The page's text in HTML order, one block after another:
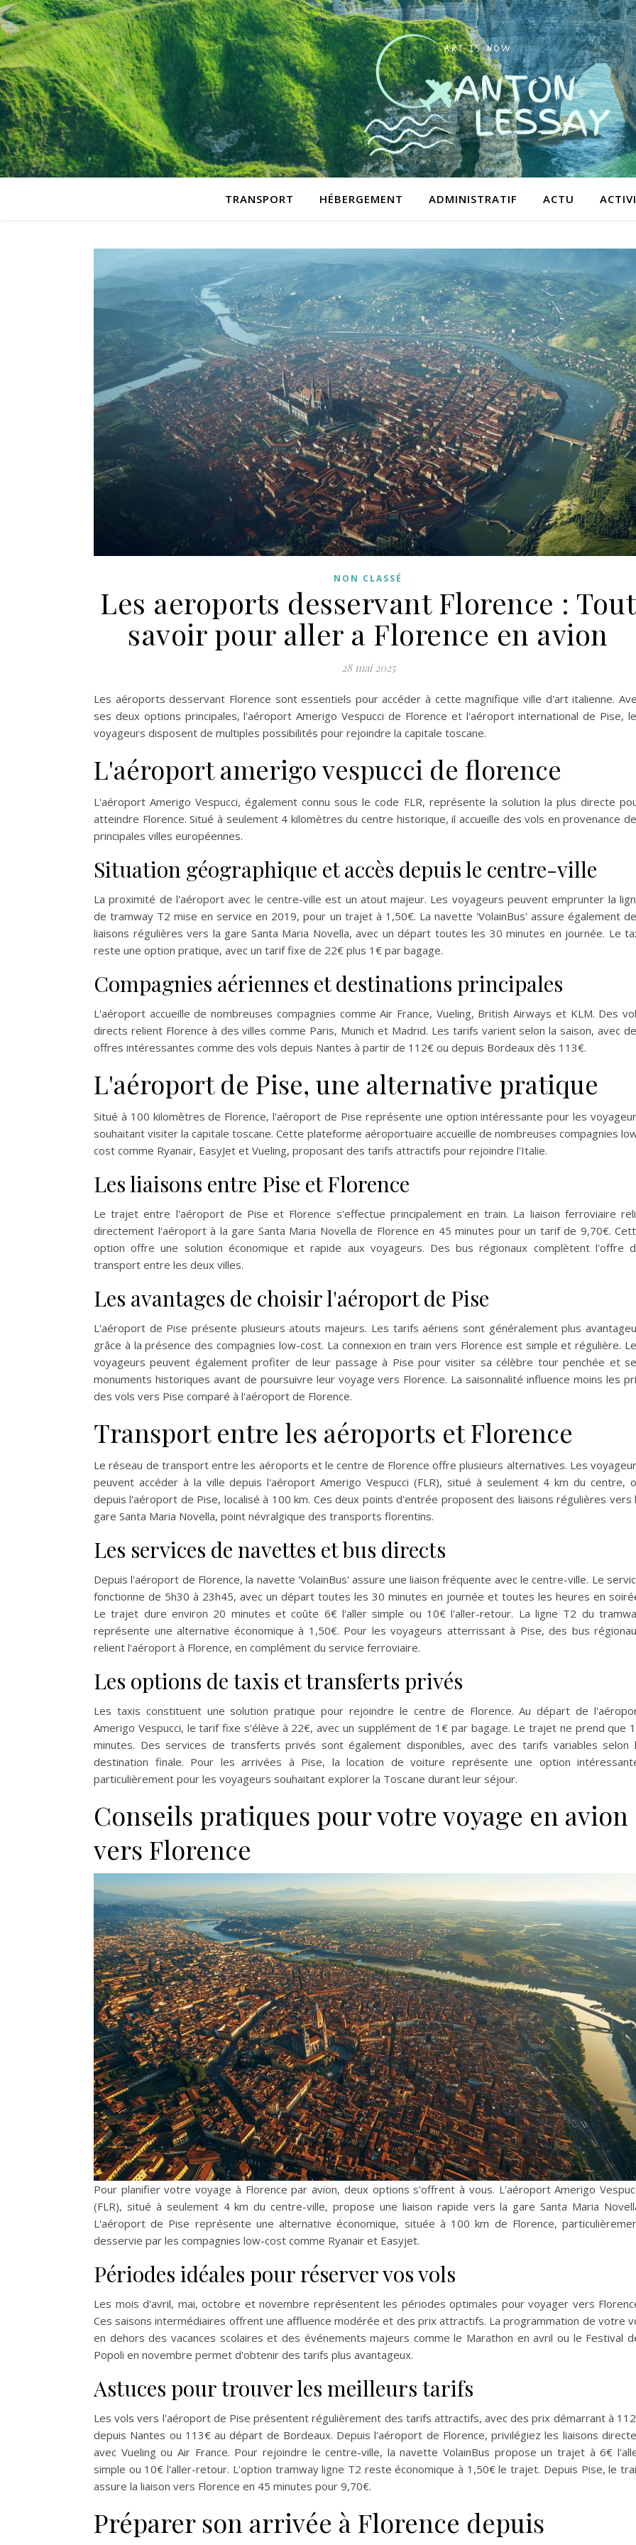
TRANSPORT HÉBERGEMENT ADMINISTRATIF ACTU
NON CLASSÉ
Les aeroports desservant Florence : Tout
savoir pour aller a Florence en avion
28 mai 2025
Les aéroports desservant Florence sont essentiels pour accéder à cette magnifique ville d'art italienne.
ses deux options principales, l'aéroport Amerigo Vespucci de Florence et l'aéroport international de Pise,
voyageurs disposent de multiples possibilités pour rejoindre la capitale toscane.
L'aéroport amerigo vespucci de florence
L'aéroport Amerigo Vespucci, également connu sous le code FLR, représente la solution la plus directe
atteindre Florence. Situé à seulement 4 kilomètres du centre historique, il accueille des vols en provenance
principales villes européennes.
Situation géographique et accès depuis le centre-ville
La proximité de l'aéroport avec le centre-ville est un atout majeur. Les voyageurs peuvent emprunter la
de tramway T2 mise en service en 2019, pour un trajet à 1,50€. La navette 'VolainBus' assure également
liaisons régulières vers la gare Santa Maria Novella, avec un départ toutes les 30 minutes en journée. Le
reste une option pratique, avec un tarif fixe de 22€ plus 1€ par bagage.
Compagnies aériennes et destinations principales
L'aéroport accueille de nombreuses compagnies comme Air France, Vueling, British Airways et KLM. Des
directs relient Florence à des villes comme Paris, Munich et Madrid. Les tarifs varient selon la saison, avec
offres intéressantes comme des vols depuis Nantes à partir de 112€ ou depuis Bordeaux dès 113€.
L'aéroport de Pise, une alternative pratique
Situé à 100 kilomètres de Florence, l'aéroport de Pise représente une option intéressante pour les
souhaitant visiter la capitale toscane. Cette plateforme aéroportuaire accueille de nombreuses compagnies
cost comme Ryanair, EasyJet et Vueling, proposant des tarifs attractifs pour rejoindre l'Italie.
Les liaisons entre Pise et Florence
Le trajet entre l'aéroport de Pise et Florence s'effectue principalement en train. La liaison ferroviaire
directement l'aéroport à la gare Santa Maria Novella de Florence en 45 minutes pour un tarif de 9,70€.
option offre une solution économique et rapide aux voyageurs. Des bus régionaux complètent l'offre
transport entre les deux villes.
Les avantages de choisir l'aéroport de Pise
L'aéroport de Pise présente plusieurs atouts majeurs. Les tarifs aériens sont généralement plus
grâce à la présence des compagnies low-cost. La connexion en train vers Florence est simple et régulière.
voyageurs peuvent également profiter de leur passage à Pise pour visiter sa célèbre tour penchée et
monuments historiques avant de poursuivre leur voyage vers Florence. La saisonnalité influence moins les
des vols vers Pise comparé à l'aéroport de Florence.
Transport entre les aéroports et Florence
Le réseau de transport entre les aéroports et le centre de Florence offre plusieurs alternatives. Les
peuvent accéder à la ville depuis l'aéroport Amerigo Vespucci (FLR), situé à seulement 4 km du centre,
depuis l'aéroport de Pise, localisé à 100 km. Ces deux points d'entrée proposent des liaisons régulières vers
gare Santa Maria Novella, point névralgique des transports florentins.
Les services de navettes et bus directs
Depuis l'aéroport de Florence, la navette 'VolainBus' assure une liaison fréquente avec le centre-ville. Le
fonctionne de 5h30 à 23h45, avec un départ toutes les 30 minutes en journée et toutes les heures en
Le trajet dure environ 20 minutes et coûte 6€ l'aller simple ou 10€ l'aller-retour. La ligne T2 du
représente une alternative économique à 1,50€. Pour les voyageurs atterrissant à Pise, des bus
relient l'aéroport à Florence, en complément du service ferroviaire.
Les options de taxis et transferts privés
Les taxis constituent une solution pratique pour rejoindre le centre de Florence. Au départ de
Amerigo Vespucci, le tarif fixe s'élève à 22€, avec un supplément de 1€ par bagage. Le trajet ne prend que
minutes. Des services de transferts privés sont également disponibles, avec des tarifs variables selon
destination finale. Pour les arrivées à Pise, la location de voiture représente une option
particulièrement pour les voyageurs souhaitant explorer la Toscane durant leur séjour.
Conseils pratiques pour votre voyage en avion
vers Florence
Pour planifier votre voyage à Florence par avion, deux options s'offrent à vous. L'aéroport Amerigo
(FLR), situé à seulement 4 km du centre-ville, propose une liaison rapide vers la gare Santa Maria
L'aéroport de Pise représente une alternative économique, située à 100 km de Florence,
desservie par les compagnies low-cost comme Ryanair et Easyjet.
Périodes idéales pour réserver vos vols
Les mois d'avril, mai, octobre et novembre représentent les périodes optimales pour voyager vers
Ces saisons intermédiaires offrent une affluence modérée et des prix attractifs. La programmation de votre
en dehors des vacances scolaires et des événements majeurs comme le Marathon en avril ou le Festival
Popoli en novembre permet d'obtenir des tarifs plus avantageux.
Astuces pour trouver les meilleurs tarifs
Les vols vers l'aéroport de Pise présentent régulièrement des tarifs attractifs, avec des prix démarrant à
depuis Nantes ou 113€ au départ de Bordeaux. Depuis l'aéroport de Florence, privilégiez les liaisons
avec Vueling ou Air France. Pour rejoindre le centre-ville, la navette VolainBus propose un trajet à 6€
simple ou 10€ l'aller-retour. L'option tramway ligne T2 reste économique à 1,50€ le trajet. Depuis Pise, le
assure la liaison vers Florence en 45 minutes pour 9,70€.
Préparer son arrivée à Florence depuis